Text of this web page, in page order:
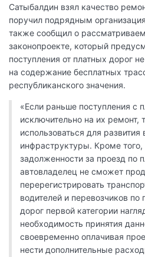
Сатыбалдин взял качество
поручил подрядным
также сообщил о
законопроекте, который
поступления от платных дорог
на содержание бесплатных
республиканского значения.
«Если раньше поступления с
исключительно на их ремонт,
использоваться для
инфраструктуры. Кроме того,
задолженности за проезд по
автовладелец не сможет
перерегистрировать
водителей и перевозчиков по
дорог первой категории
необходимость принятия
своевременно оплачивая
нести дополнительные